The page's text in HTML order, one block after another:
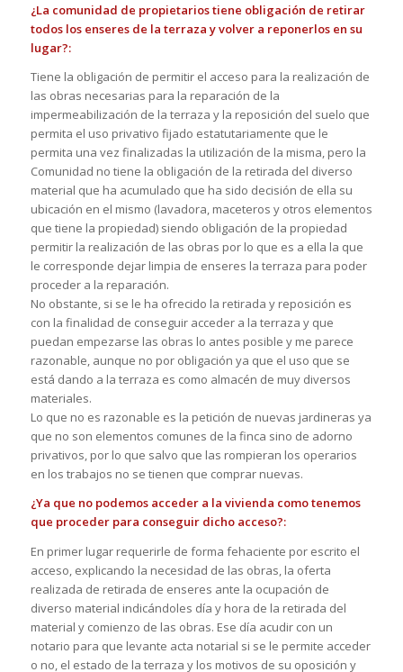
¿La comunidad de propietarios tiene obligación de retirar
todos los enseres de la terraza y volver a reponerlos en su
lugar?:
Tiene la obligación de permitir el acceso para la realización de
las obras necesarias para la reparación de la
impermeabilización de la terraza y la reposición del suelo que
permita el uso privativo fijado estatutariamente que le
permita una vez finalizadas la utilización de la misma, pero la
Comunidad no tiene la obligación de la retirada del diverso
material que ha acumulado que ha sido decisión de ella su
ubicación en el mismo (lavadora, maceteros y otros elementos
que tiene la propiedad) siendo obligación de la propiedad
permitir la realización de las obras por lo que es a ella la que
le corresponde dejar limpia de enseres la terraza para poder
proceder a la reparación.
No obstante, si se le ha ofrecido la retirada y reposición es
con la finalidad de conseguir acceder a la terraza y que
puedan empezarse las obras lo antes posible y me parece
razonable, aunque no por obligación ya que el uso que se
está dando a la terraza es como almacén de muy diversos
materiales.
Lo que no es razonable es la petición de nuevas jardineras ya
que no son elementos comunes de la finca sino de adorno
privativos, por lo que salvo que las rompieran los operarios
en los trabajos no se tienen que comprar nuevas.
¿Ya que no podemos acceder a la vivienda como tenemos
que proceder para conseguir dicho acceso?:
En primer lugar requerirle de forma fehaciente por escrito el
acceso, explicando la necesidad de las obras, la oferta
realizada de retirada de enseres ante la ocupación de
diverso material indicándoles día y hora de la retirada del
material y comienzo de las obras. Ese día acudir con un
notario para que levante acta notarial si se le permite acceder
o no, el estado de la terraza y los motivos de su oposición y